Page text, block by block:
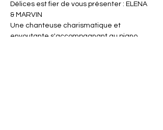
Délices est fier de vous présenter : ELENA
& MARVIN
Une chanteuse charismatique et
envoutante s'accompagnant au piano